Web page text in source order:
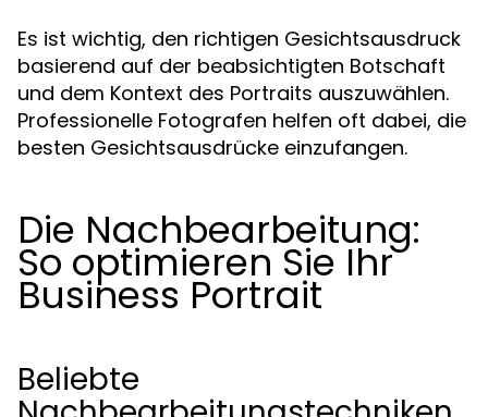
Es ist wichtig, den richtigen Gesichtsausdruck
basierend auf der beabsichtigten Botschaft
und dem Kontext des Portraits auszuwählen.
Professionelle Fotografen helfen oft dabei, die
besten Gesichtsausdrücke einzufangen.
Die Nachbearbeitung:
So optimieren Sie Ihr
Business Portrait
Beliebte